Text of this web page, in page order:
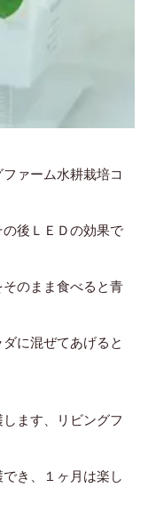
ァーム水耕栽培コ
後ＬＥＤの効果で
のまま食べると青
に混ぜてあげると
ます、リビングフ
き、１ヶ月は楽し